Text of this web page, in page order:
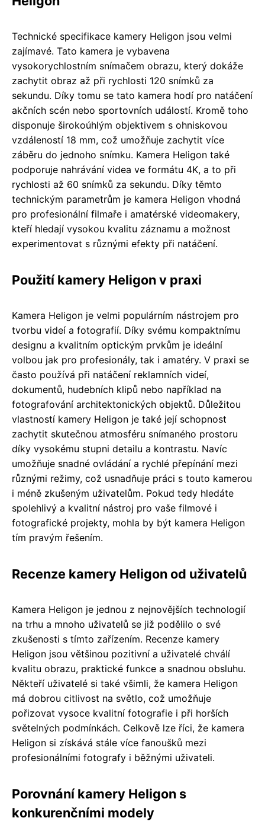
Technické specifikace kamery Heligon jsou velmi
zajímavé. Tato kamera je vybavena
vysokorychlostním snímačem obrazu, který dokáže
zachytit obraz až při rychlosti 120 snímků za
sekundu. Díky tomu se tato kamera hodí pro natáčení
akčních scén nebo sportovních událostí. Kromě toho
disponuje širokoúhlým objektivem s ohniskovou
vzdáleností 18 mm, což umožňuje zachytit více
záběru do jednoho snímku. Kamera Heligon také
podporuje nahrávání videa ve formátu 4K, a to při
rychlosti až 60 snímků za sekundu. Díky těmto
technickým parametrům je kamera Heligon vhodná
pro profesionální filmaře i amatérské videomakery,
kteří hledají vysokou kvalitu záznamu a možnost
experimentovat s různými efekty při natáčení.
Použití kamery Heligon v praxi
Kamera Heligon je velmi populárním nástrojem pro
tvorbu videí a fotografií. Díky svému kompaktnímu
designu a kvalitním optickým prvkům je ideální
volbou jak pro profesionály, tak i amatéry. V praxi se
často používá při natáčení reklamních videí,
dokumentů, hudebních klipů nebo například na
fotografování architektonických objektů. Důležitou
vlastností kamery Heligon je také její schopnost
zachytit skutečnou atmosféru snímaného prostoru
díky vysokému stupni detailu a kontrastu. Navíc
umožňuje snadné ovládání a rychlé přepínání mezi
různými režimy, což usnadňuje práci s touto kamerou
i méně zkušeným uživatelům. Pokud tedy hledáte
spolehlivý a kvalitní nástroj pro vaše filmové i
fotografické projekty, mohla by být kamera Heligon
tím pravým řešením.
Recenze kamery Heligon od uživatelů
Kamera Heligon je jednou z nejnovějších technologií
na trhu a mnoho uživatelů se již podělilo o své
zkušenosti s tímto zařízením. Recenze kamery
Heligon jsou většinou pozitivní a uživatelé chválí
kvalitu obrazu, praktické funkce a snadnou obsluhu.
Někteří uživatelé si také všimli, že kamera Heligon
má dobrou citlivost na světlo, což umožňuje
pořizovat vysoce kvalitní fotografie i při horších
světelných podmínkách. Celkově lze říci, že kamera
Heligon si získává stále více fanoušků mezi
profesionálními fotografy i běžnými uživateli.
Porovnání kamery Heligon s
konkurenčními modely